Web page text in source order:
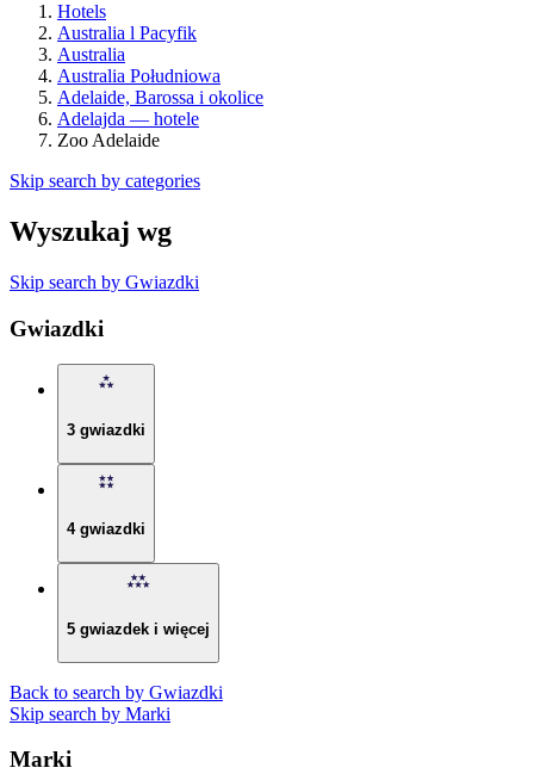
Hotels
Australia l Pacyfik
Australia
Australia Południowa
Adelaide, Barossa i okolice
Adelajda — hotele
Zoo Adelaide
Skip search by categories
Wyszukaj wg
Skip search by Gwiazdki
Gwiazdki
3 gwiazdki
4 gwiazdki
5 gwiazdek i więcej
Back to search by Gwiazdki
Skip search by Marki
Marki